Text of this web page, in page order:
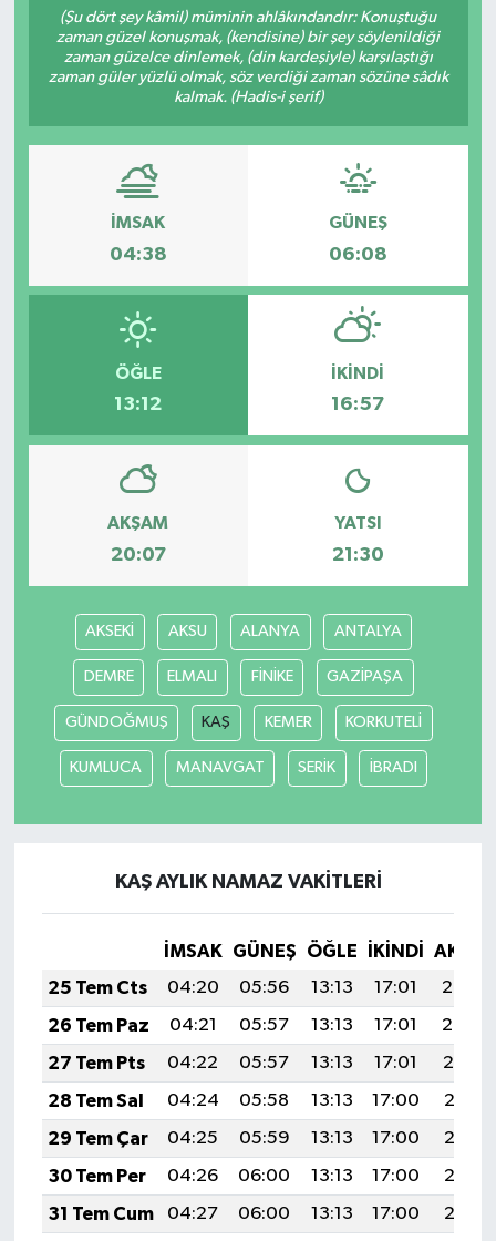
(Şu dört şey kâmil) müminin ahlâkındandır: Konuştuğu
zaman güzel konuşmak, (kendisine) bir şey söylenildiği
zaman güzelce dinlemek, (din kardeşiyle) karşılaştığı
zaman güler yüzlü olmak, söz verdiği zaman sözüne sâdık
kalmak. (Hadis-i şerif)
İMSAK
04:38
GÜNEŞ
06:08
ÖĞLE
13:12
İKINDI
16:57
AKŞAM
20:07
YATSI
21:30
AKSEKİ AKSU ALANYA ANTALYA
DEMRE ELMALI FİNİKE GAZİPAŞA
GÜNDOĞMUŞ KAŞ KEMER KORKUTELİ
KUMLUCA MANAVGAT SERİK İBRADI
KAŞ AYLIK NAMAZ VAKITLERI
İMSAK GÜNEŞ ÖĞLE İKINDI
25 Tem Cts
04:20 05:56 13:13 17:01
20:20
26 Tem Paz
04:21 05:57 13:13 17:01
20:20
27 Tem Pts
04:22 05:57 13:13 17:01
20:19
28 Tem Sal
04:24 05:58 13:13 17:00
20:18
29 Tem Çar
04:25 05:59 13:13 17:00
20:17
30 Tem Per
04:26 06:00 13:13 17:00
20:16
31 Tem Cum
04:27 06:00 13:13 17:00
20:15
Resmi İlanlar